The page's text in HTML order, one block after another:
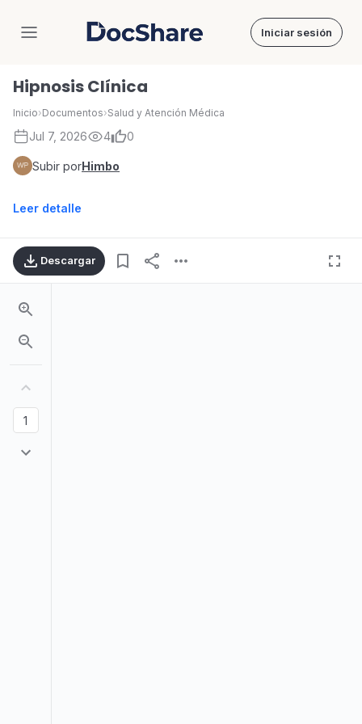
DocShare Iniciar sesión
Hipnosis Clínica
Inicio›Documentos›Salud y Atención Médica
Jul 7, 2026 4 0
Subir porHimbo
Leer detalle
Descargar